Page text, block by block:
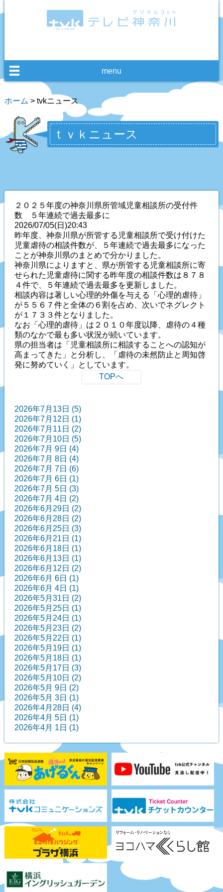
menu
ホーム > tvkニュース
ｔｖｋニュース
２０２５年度の神奈川県所管域児童相談所の受付件
数 ５年連続で過去最多に
2026/07/05(日)20:43
昨年度、神奈川県が所管する児童相談所で受け付けた
児童虐待の相談件数が、５年連続で過去最多になった
ことが神奈川県のまとめで分かりました。
神奈川県によりますと、県が所管する児童相談所に寄
せられた児童虐待に関する昨年度の相談件数は８７８
４件で、５年連続で過去最多を更新しました。
相談内容は著しい心理的外傷を与える「心理的虐待」
が５５６７件と全体の６割を占め、次いでネグレクト
が１７３３件となりました。
なお「心理的虐待」は２０１０年度以降、虐待の４種
類のなかで最も多い状況が続いています。
県の担当者は「児童相談所に相談することへの認知が
高まってきた」と分析し、「虐待の未然防止と周知啓
発に努めていく」としています。
TOPへ
2026年7月13日 (5)
2026年7月12日 (1)
2026年7月11日 (2)
2026年7月10日 (5)
2026年7月 9日 (4)
2026年7月 8日 (4)
2026年7月 7日 (6)
2026年7月 6日 (1)
2026年7月 5日 (3)
2026年7月 4日 (2)
2026年6月29日 (2)
2026年6月28日 (2)
2026年6月25日 (3)
2026年6月21日 (1)
2026年6月18日 (1)
2026年6月13日 (1)
2026年6月12日 (2)
2026年6月 6日 (1)
2026年6月 4日 (1)
2026年5月31日 (2)
2026年5月25日 (1)
2026年5月24日 (1)
2026年5月23日 (2)
2026年5月22日 (1)
2026年5月19日 (1)
2026年5月18日 (1)
2026年5月17日 (3)
2026年5月10日 (2)
2026年5月 9日 (2)
2026年5月 3日 (1)
2026年4月28日 (4)
2026年4月 5日 (1)
2026年4月 1日 (1)